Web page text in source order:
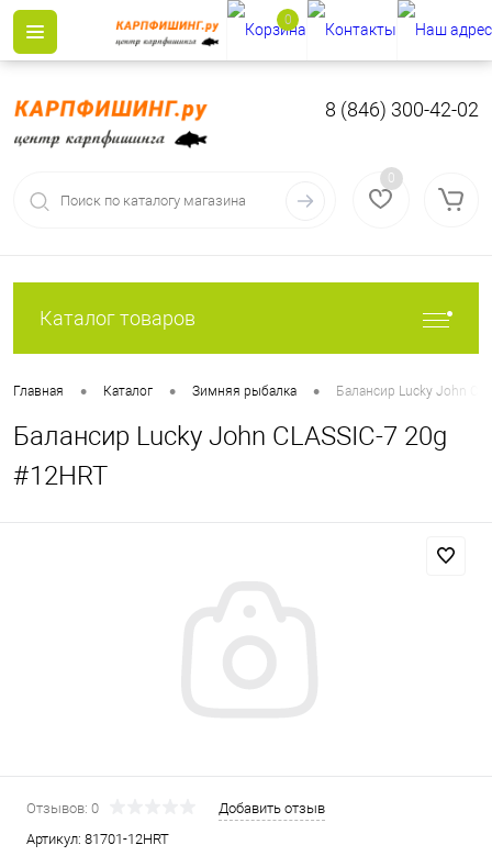
8 (846) 300-42-02
0
Каталог товаров
Главная • Каталог • Зимняя рыбалка • Балансир Lucky John
Балансир Lucky John CLASSIC-7 20g
#12HRT
Отзывов: 0
Добавить отзыв
Артикул: 81701-12HRT
0